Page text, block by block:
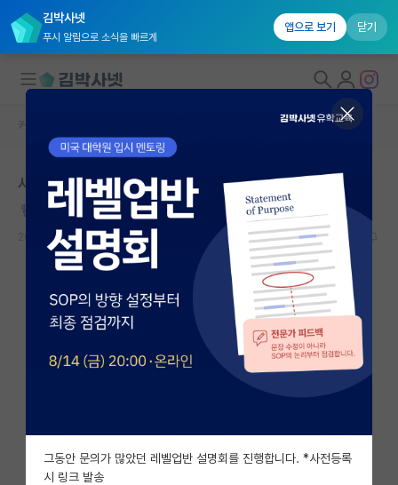
김박사넷
푸시 알림으로 소식을 빠르게
앱으로 보기 닫기
대학원생 모집
국내대학원 정보
연구실&오픈랩
커뮤니티
커뮤니티 홈
전체글보기
베스트 게시판
자유 게시판(아무개랩)
미국 유학 게시판
커뮤니티 홈
서른 중반 석사 졸업 미혼 아즈매의 대학원 단상
후회하는 백석
2023.06.04 75 66745
그동안 문의가 많았던 레벨업반 설명회를 진행합니다. *사전등록
시 링크 발송